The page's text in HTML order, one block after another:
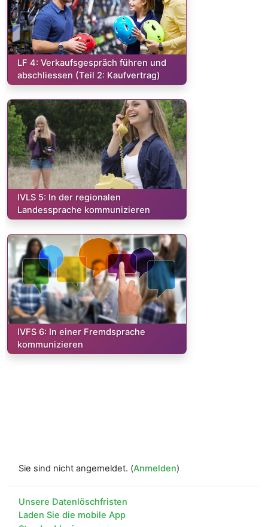
Kurs:
LF 4: Verkaufsgespräch führen und
abschliessen (Teil 2: Kaufvertrag)
Kurs:
IVLS 5: In der regionalen
Landessprache kommunizieren
Kurs:
IVFS 6: In einer Fremdsprache
kommunizieren
Sie sind nicht angemeldet. (Anmelden)
Unsere Datenlöschfristen
Laden Sie die mobile App